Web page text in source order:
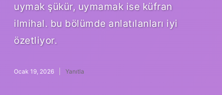
uymak şükür, uymamak ise küfran
ilmihal. bu bölümde anlatılanları iyi
özetliyor.
Ocak 19, 2026 Yanıtla